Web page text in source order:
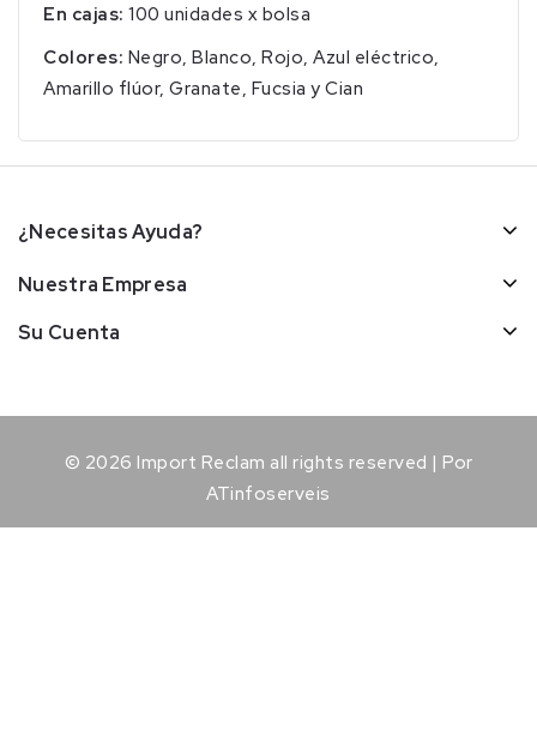
En cajas: 100 unidades x bolsa
Colores: Negro, Blanco, Rojo, Azul eléctrico,
Amarillo flúor, Granate, Fucsia y Cian
¿Necesitas Ayuda?
Nuestra Empresa
Su Cuenta
© 2026 Import Reclam all rights reserved | Por
ATinfoserveis